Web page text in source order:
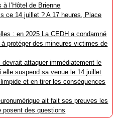
l’Hôtel de Brienne
ce 14 juillet ? A 17 heures, Place
: en 2025 La CEDH a condamné
protéger des mineures victimes de
devrait attaquer immédiatement le
elle suspend sa venue le 14 juillet
et en tirer les conséquences
ait fait ses preuves les
posent des questions